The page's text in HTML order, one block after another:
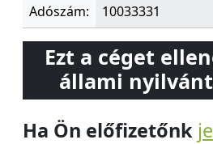
Adószám: 10033331
Ezt a céget
állami
Ha Ön előfizetőnk